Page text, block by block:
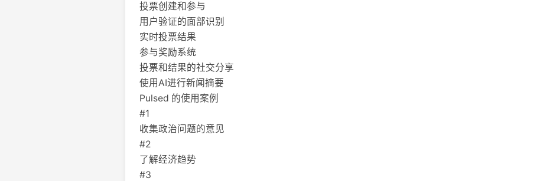
投票创建和参与
用户验证的面部识别
实时投票结果
参与奖励系统
投票和结果的社交分享
使用AI进行新闻摘要
Pulsed 的使用案例
#1
收集政治问题的意见
#2
了解经济趋势
#3